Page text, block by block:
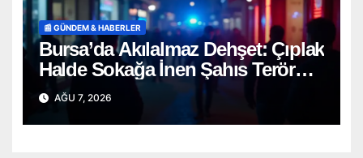
📰 GÜNDEM & HABERLER
Bursa’da Akılalmaz Dehşet: Çıplak
Halde Sokağa İnen Şahıs Terör
Estirdi!
AĞU 7, 2026